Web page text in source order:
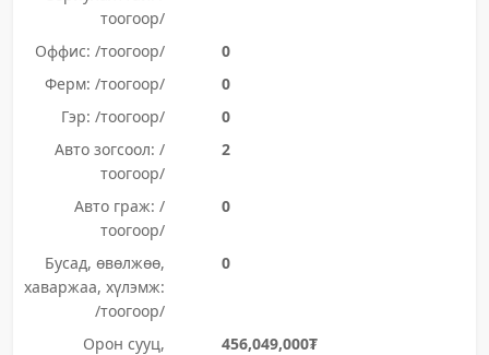
тоогоор/
Оффис: /тоогоор/
0
Ферм: /тоогоор/
0
Гэр: /тоогоор/
0
Авто зогсоол: /
тоогоор/
2
Авто граж: /
тоогоор/
0
Бусад, өвөлжөө,
хаваржаа, хүлэмж:
/тоогоор/
0
Орон сууц,
456,049,000₮